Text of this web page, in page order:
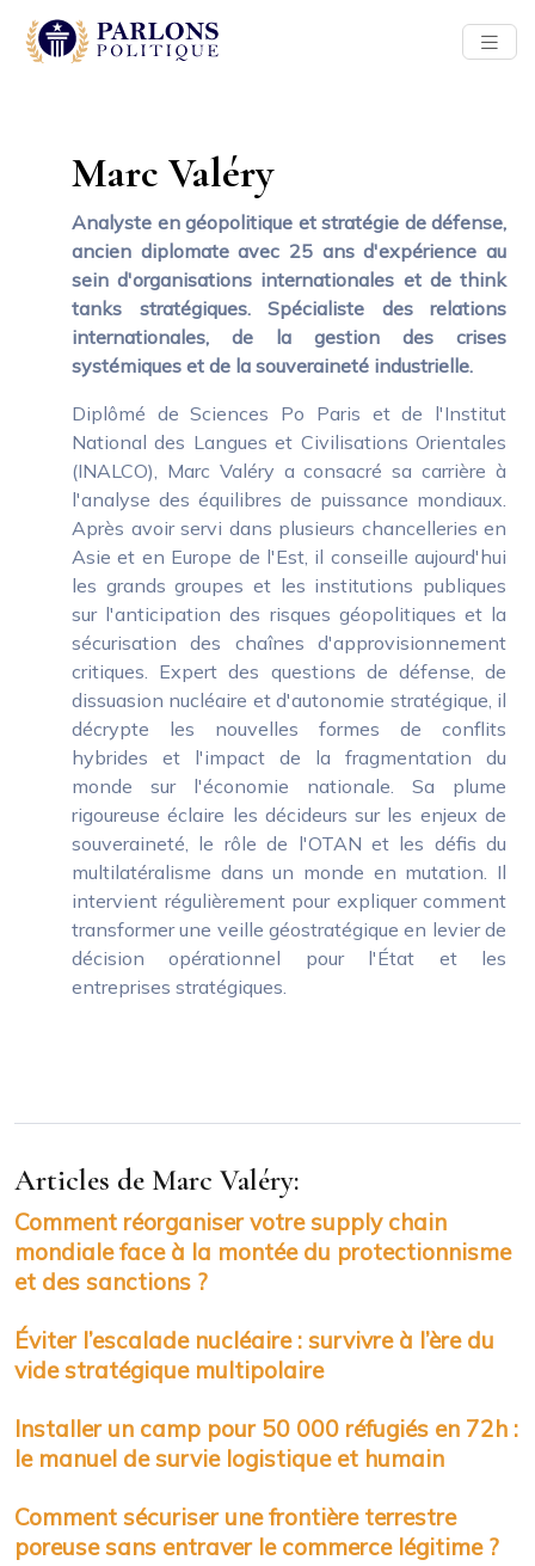
Marc Valéry
Analyste en géopolitique et stratégie de défense,
ancien diplomate avec 25 ans d'expérience au
sein d'organisations internationales et de think
tanks stratégiques. Spécialiste des relations
internationales, de la gestion des crises
systémiques et de la souveraineté industrielle.
Diplômé de Sciences Po Paris et de l'Institut
National des Langues et Civilisations Orientales
(INALCO), Marc Valéry a consacré sa carrière à
l'analyse des équilibres de puissance mondiaux.
Après avoir servi dans plusieurs chancelleries en
Asie et en Europe de l'Est, il conseille aujourd'hui
les grands groupes et les institutions publiques
sur l'anticipation des risques géopolitiques et la
sécurisation des chaînes d'approvisionnement
critiques. Expert des questions de défense, de
dissuasion nucléaire et d'autonomie stratégique, il
décrypte les nouvelles formes de conflits
hybrides et l'impact de la fragmentation du
monde sur l'économie nationale. Sa plume
rigoureuse éclaire les décideurs sur les enjeux de
souveraineté, le rôle de l'OTAN et les défis du
multilatéralisme dans un monde en mutation. Il
intervient régulièrement pour expliquer comment
transformer une veille géostratégique en levier de
décision opérationnel pour l'État et les
entreprises stratégiques.
Articles de Marc Valéry:
Comment réorganiser votre supply chain
mondiale face à la montée du protectionnisme
et des sanctions ?
Éviter l’escalade nucléaire : survivre à l’ère du
vide stratégique multipolaire
Installer un camp pour 50 000 réfugiés en 72h :
le manuel de survie logistique et humain
Comment sécuriser une frontière terrestre
poreuse sans entraver le commerce légitime ?